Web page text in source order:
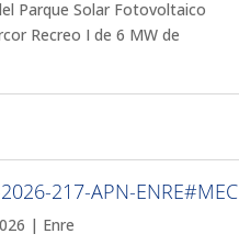
Parque Solar Fotovoltaico
Recreo I de 6 MW de
217-APN-ENRE#MEC
| Enre